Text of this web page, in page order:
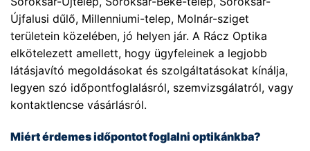
Újfalusi dűlő, Millenniumi-telep, Molnár-sziget
területein közelében, jó helyen jár. A Rácz Optika
elkötelezett amellett, hogy ügyfeleinek a legjobb
látásjavító megoldásokat és szolgáltatásokat kínálja,
legyen szó időpontfoglalásról, szemvizsgálatról, vagy
kontaktlencse vásárlásról.
Miért érdemes időpontot foglalni optikánkba?